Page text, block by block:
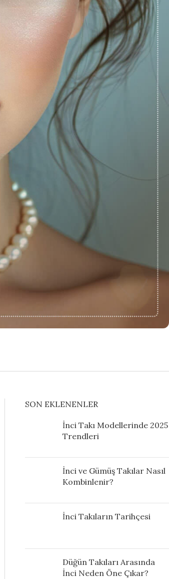
SON EKLENENLER
İnci Takı Modellerinde 2025
Trendleri
İnci ve Gümüş Takılar Nasıl
Kombinlenir?
İnci Takıların Tarihçesi
Düğün Takıları Arasında
İnci Neden Öne Çıkar?